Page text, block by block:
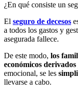
¿En qué consiste un
El seguro de decesos
a todos los gastos y
asegurada fallece.
De este modo, los
económicos derivados
emocional, se les
llevarse a cabo.